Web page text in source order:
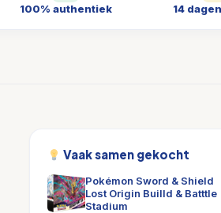
100% authentiek 14
Vaak samen gekocht
Pokémon Sword & Shield
Lost Origin Builld & Batttle
Stadium